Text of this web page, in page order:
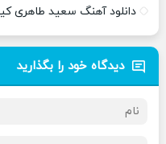
دانلود آهنگ سعید طاهری
دیدگاه خود را بگذارید